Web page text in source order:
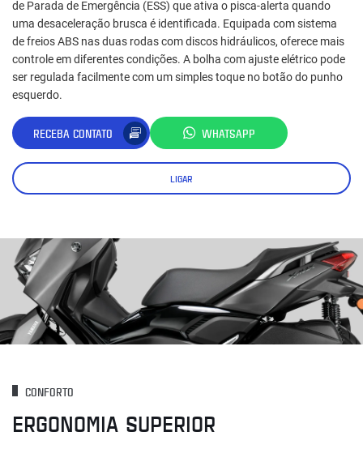
de Parada de Emergência (ESS) que ativa o pisca-alerta quando
uma desaceleração brusca é identificada. Equipada com sistema
de freios ABS nas duas rodas com discos hidráulicos, oferece mais
controle em diferentes condições. A bolha com ajuste elétrico pode
ser regulada facilmente com um simples toque no botão do punho
esquerdo.
RECEBA CONTATO WHATSAPP
LIGAR
CONFORTO
ERGONOMIA SUPERIOR